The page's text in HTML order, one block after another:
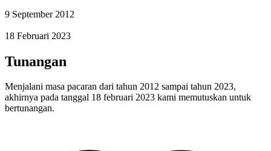
9 September 2012
18 Februari 2023
Tunangan
Menjalani masa pacaran dari tahun 2012 sampai tahun 2023,
akhirnya pada tanggal 18 februari 2023 kami memutuskan untuk
bertunangan.